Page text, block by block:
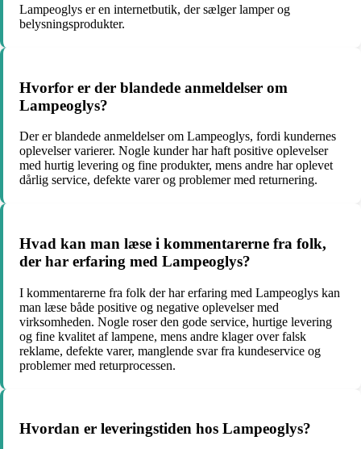
Lampeoglys er en internetbutik, der sælger lamper og
belysningsprodukter.
Hvorfor er der blandede anmeldelser om
Lampeoglys?
Der er blandede anmeldelser om Lampeoglys, fordi kundernes
oplevelser varierer. Nogle kunder har haft positive oplevelser
med hurtig levering og fine produkter, mens andre har oplevet
dårlig service, defekte varer og problemer med returnering.
Hvad kan man læse i kommentarerne fra folk,
der har erfaring med Lampeoglys?
I kommentarerne fra folk der har erfaring med Lampeoglys kan
man læse både positive og negative oplevelser med
virksomheden. Nogle roser den gode service, hurtige levering
og fine kvalitet af lampene, mens andre klager over falsk
reklame, defekte varer, manglende svar fra kundeservice og
problemer med returprocessen.
Hvordan er leveringstiden hos Lampeoglys?